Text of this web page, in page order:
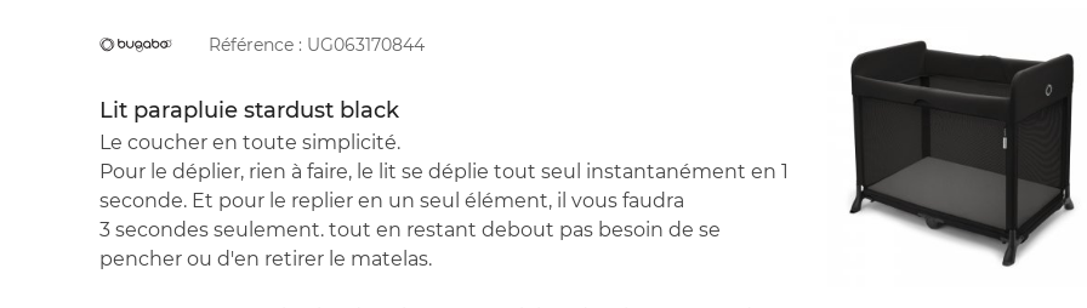
Référence : UG063170844
Lit parapluie stardust black
Le coucher en toute simplicité.
Pour le déplier, rien à faire, le lit se déplie tout seul instantanément en 1
seconde. Et pour le replier en un seul élément, il vous faudra
3 secondes seulement. tout en restant debout pas besoin de se
pencher ou d'en retirer le matelas.